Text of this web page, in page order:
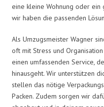
eine kleine Wohnung oder ein
wir haben die passenden
Als Umzugsmeister Wagner
oft mit Stress und
einen umfassenden Service,
hinausgeht. Wir unterstützen
stellen das nötige
Packen. Zudem sorgen wir